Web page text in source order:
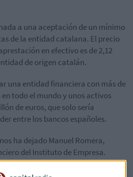
a una aceptación de un mínimo
de la entidad catalana. El precio
en efectivo es de 2,12
de origen catalán.
una entidad financiera con más de
todo el mundo y unos activos
de euros, que solo sería
entre los bancos españoles.
ha dejado Manuel Romera,
del Instituto de Empresa.